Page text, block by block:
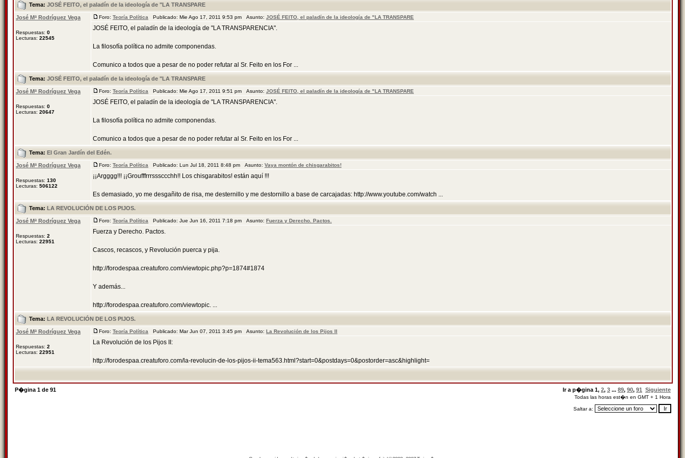
Tema: JOSÉ FEITO, el paladín de la ideología de "LA TRANSPARE
José Mª Rodríguez Vega
Respuestas: 0
Lecturas: 22545
Foro: Teoría Política Publicado: Mie Ago 17, 2011 9:53 pm Asunto: JOSÉ FEITO, el paladín de la ideología de "LA TRANSPARE
JOSÉ FEITO, el paladín de la ideología de "LA TRANSPARENCIA".
La filosofía política no admite componendas.
Comunico a todos que a pesar de no poder refutar al Sr. Feito en los For ...
Tema: JOSÉ FEITO, el paladín de la ideología de "LA TRANSPARE
José Mª Rodríguez Vega
Respuestas: 0
Lecturas: 20647
Foro: Teoría Política Publicado: Mie Ago 17, 2011 9:51 pm Asunto: JOSÉ FEITO, el paladín de la ideología de "LA TRANSPARE
JOSÉ FEITO, el paladín de la ideología de "LA TRANSPARENCIA".
La filosofía política no admite componendas.
Comunico a todos que a pesar de no poder refutar al Sr. Feito en los For ...
Tema: El Gran Jardín del Edén.
José Mª Rodríguez Vega
Respuestas: 130
Lecturas: 506122
Foro: Teoría Política Publicado: Lun Jul 18, 2011 8:48 pm Asunto: Vaya montón de chisgarabitos!
¡¡Argggg!!! ¡¡Groufffrrrsssccchh!! Los chisgarabitos! están aquí !!!
Es demasiado, yo me desgañito de risa, me desternillo y me destornillo a base de carcajadas: http://www.youtube.com/watch ...
Tema: LA REVOLUCIÓN DE LOS PIJOS.
José Mª Rodríguez Vega
Respuestas: 2
Lecturas: 22951
Foro: Teoría Política Publicado: Jue Jun 16, 2011 7:18 pm Asunto: Fuerza y Derecho. Pactos.
Fuerza y Derecho. Pactos.
Cascos, recascos, y Revolución puerca y pija.
http://forodespaa.creatuforo.com/viewtopic.php?p=1874#1874
Y además...
http://forodespaa.creatuforo.com/viewtopic. ...
Tema: LA REVOLUCIÓN DE LOS PIJOS.
José Mª Rodríguez Vega
Respuestas: 2
Lecturas: 22951
Foro: Teoría Política Publicado: Mar Jun 07, 2011 3:45 pm Asunto: La Revolución de los Pijos II
La Revolución de los Pijos II:
http://forodespaa.creatuforo.com/la-revolucin-de-los-pijos-ii-tema563.html?start=0&postdays=0&postorder=asc&highlight=
P�gina 1 de 91 Ir a p�gina 1, 2, 3 ... 89, 90, 91 Siguiente
Todas las horas est�n en GMT + 1 Hora
Saltar a: